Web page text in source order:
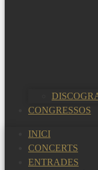
CONGRESSOS
INICI
CONCERTS
ENTRADES